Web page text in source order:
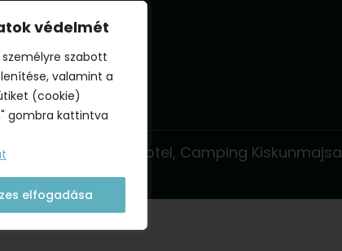
védelmét
szabott
valamint a
(cookie)
gombra kattintva
elfogadása
Erlebnisbad, Motel, Camping Kiskunmajsa